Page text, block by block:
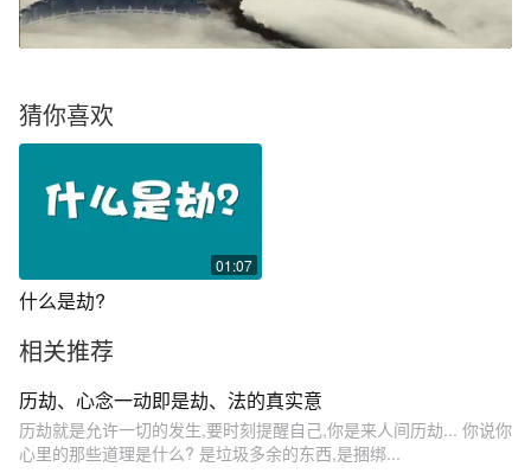
猜你喜欢
01:07
什么是劫?
相关推荐
历劫、心念一动即是劫、法的真实意
历劫就是允许一切的发生,要时刻提醒自己,你是来人间历劫... 你说你
心里的那些道理是什么? 是垃圾多余的东西,是捆绑...